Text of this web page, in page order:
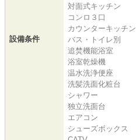
設備条件
対面式キッチン
コンロ３口
カウンターキッチン
バス・トイレ別
追焚機能浴室
浴室乾燥機
温水洗浄便座
洗髪洗面化粧台
シャワー
独立洗面台
エアコン
シューズボックス